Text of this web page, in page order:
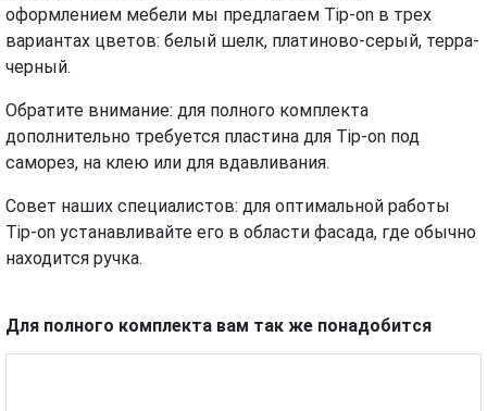
оформлением мебели мы предлагаем Tip-on в трех
вариантах цветов: белый шелк, платиново-серый, терра-
черный.
Обратите внимание: для полного комплекта
дополнительно требуется пластина для Tip-on под
саморез, на клею или для вдавливания.
Совет наших специалистов: для оптимальной работы
Tip-on устанавливайте его в области фасада, где обычно
находится ручка.
Для полного комплекта вам так же понадобится